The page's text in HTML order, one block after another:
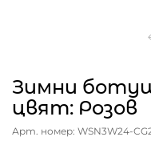
Зимни
цвят: Розов
Арт. номер: WSN3W24-